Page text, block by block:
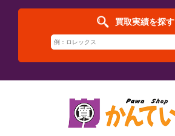
買取実績を探す